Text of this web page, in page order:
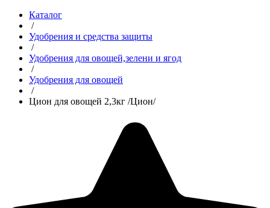
Каталог
/
Удобрения и средства защиты
/
Удобрения для овощей,зелени и ягод
/
Удобрения для овощей
/
Цион для овощей 2,3кг /Цион/